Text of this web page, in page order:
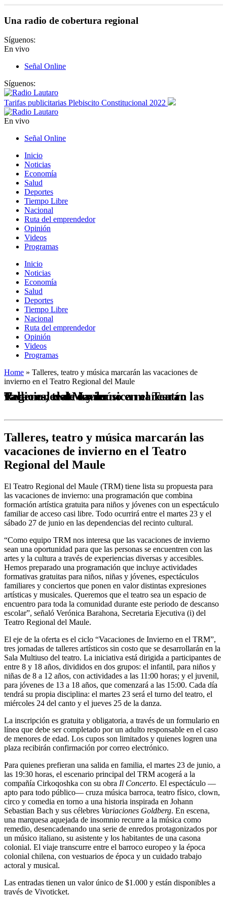
Una radio de cobertura regional
Síguenos:
En vivo
Señal Online
Síguenos:
Tarifas publicitarias Plebiscito Constitucional 2022
En vivo
Señal Online
Inicio
Noticias
Economía
Salud
Deportes
Tiempo Libre
Nacional
Ruta del emprendedor
Opinión
Videos
Programas
Inicio
Noticias
Economía
Salud
Deportes
Tiempo Libre
Nacional
Ruta del emprendedor
Opinión
Videos
Programas
Home » Talleres, teatro y música marcarán las vacaciones de
invierno en el Teatro Regional del Maule
Talleres, teatro y música marcarán las vacaciones de invierno en el Teatro Regional del Maule
Talleres, teatro y música marcarán las
vacaciones de invierno en el Teatro
Regional del Maule
El Teatro Regional del Maule (TRM) tiene lista su propuesta para
las vacaciones de invierno: una programación que combina
formación artística gratuita para niños y jóvenes con un espectáculo
familiar de acceso casi libre. Todo ocurrirá entre el martes 23 y el
sábado 27 de junio en las dependencias del recinto cultural.
“Como equipo TRM nos interesa que las vacaciones de invierno
sean una oportunidad para que las personas se encuentren con las
artes y la cultura a través de experiencias diversas y accesibles.
Hemos preparado una programación que incluye actividades
formativas gratuitas para niños, niñas y jóvenes, espectáculos
familiares y conciertos que ponen en valor distintas expresiones
artísticas y musicales. Queremos que el teatro sea un espacio de
encuentro para toda la comunidad durante este periodo de descanso
escolar”, señaló Verónica Barahona, Secretaria Ejecutiva (i) del
Teatro Regional del Maule.
El eje de la oferta es el ciclo “Vacaciones de Invierno en el TRM”,
tres jornadas de talleres artísticos sin costo que se desarrollarán en la
Sala Multiuso del teatro. La iniciativa está dirigida a participantes de
entre 8 y 18 años, divididos en dos grupos: el infantil, para niños y
niñas de 8 a 12 años, con actividades a las 11:00 horas; y el juvenil,
para jóvenes de 13 a 18 años, que comenzará a las 15:00. Cada día
tendrá su propia disciplina: el martes 23 será el turno del teatro, el
miércoles 24 del canto y el jueves 25 de la danza.
La inscripción es gratuita y obligatoria, a través de un formulario en
línea que debe ser completado por un adulto responsable en el caso
de menores de edad. Los cupos son limitados y quienes logren una
plaza recibirán confirmación por correo electrónico.
Para quienes prefieran una salida en familia, el martes 23 de junio, a
las 19:30 horas, el escenario principal del TRM acogerá a la
compañía Cirkoqoshka con su obra Il Concerto. El espectáculo —
apto para todo público— cruza música barroca, teatro físico, clown,
circo y comedia en torno a una historia inspirada en Johann
Sebastian Bach y sus célebres Variaciones Goldberg. En escena,
una marquesa aquejada de insomnio recurre a la música como
remedio, desencadenando una serie de enredos protagonizados por
un músico italiano, su asistente y los habitantes de una casona
colonial. El viaje transcurre entre el barroco europeo y la época
colonial chilena, con vestuarios de época y un cuidado trabajo
actoral y musical.
Las entradas tienen un valor único de $1.000 y están disponibles a
través de Vivoticket.